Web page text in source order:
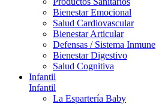
Bienestar Emocional
Salud Cardiovascular
Bienestar Articular
Defensas / Sistema Inmune
Bienestar Digestivo
Salud Cognitiva
Infantil
Infantil
La Espartería Baby